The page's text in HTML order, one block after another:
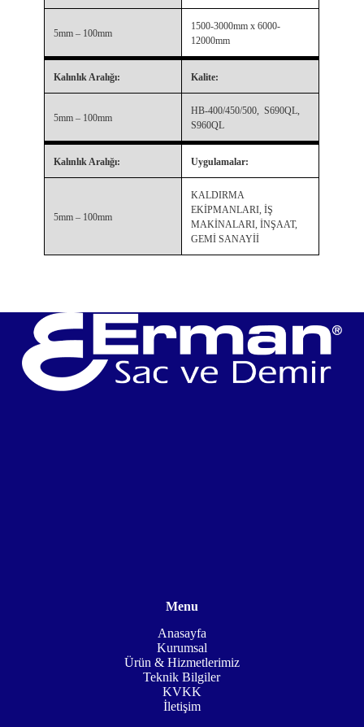
5mm – 100mm
1500-3000mm x 6000-
12000mm
Kalınlık Aralığı: Kalite:
5mm – 100mm
HB-400/450/500, S690QL,
S960QL
Kalınlık Aralığı: Uygulamalar:
5mm – 100mm
KALDIRMA
EKİPMANLARI, İŞ
MAKİNALARI, İNŞAAT,
GEMİ SANAYİİ
Menu
Anasayfa
Kurumsal
Ürün & Hizmetlerimiz
Teknik Bilgiler
KVKK
İletişim